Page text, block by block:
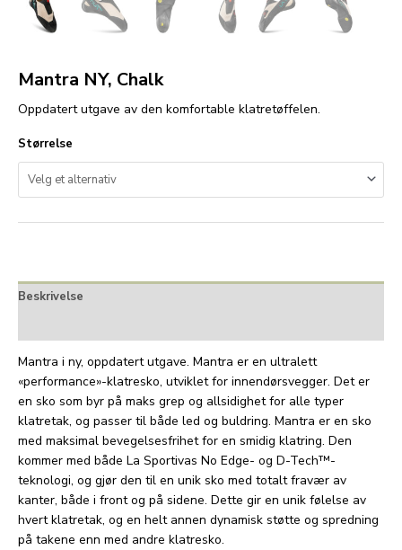
Mantra NY, Chalk
Oppdatert utgave av den komfortable klatretøffelen.
Størrelse
Beskrivelse
Mantra i ny, oppdatert utgave. Mantra er en ultralett
«performance»-klatresko, utviklet for innendørsvegger. Det er
en sko som byr på maks grep og allsidighet for alle typer
klatretak, og passer til både led og buldring. Mantra er en sko
med maksimal bevegelsesfrihet for en smidig klatring. Den
kommer med både La Sportivas No Edge- og D-Tech™-
teknologi, og gjør den til en unik sko med totalt fravær av
kanter, både i front og på sidene. Dette gir en unik følelse av
hvert klatretak, og en helt annen dynamisk støtte og spredning
på takene enn med andre klatresko.